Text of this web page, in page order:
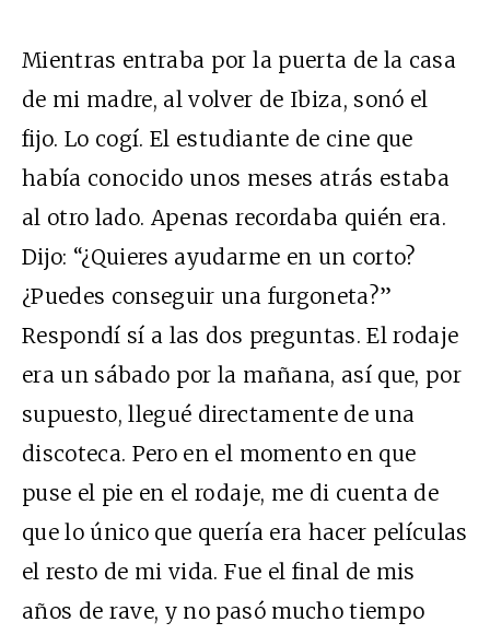
Mientras entraba por la puerta de la casa
de mi madre, al volver de Ibiza, sonó el
fijo. Lo cogí. El estudiante de cine que
había conocido unos meses atrás estaba
al otro lado. Apenas recordaba quién era.
Dijo: “¿Quieres ayudarme en un corto?
¿Puedes conseguir una furgoneta?”
Respondí sí a las dos preguntas. El rodaje
era un sábado por la mañana, así que, por
supuesto, llegué directamente de una
discoteca. Pero en el momento en que
puse el pie en el rodaje, me di cuenta de
que lo único que quería era hacer películas
el resto de mi vida. Fue el final de mis
años de rave, y no pasó mucho tiempo